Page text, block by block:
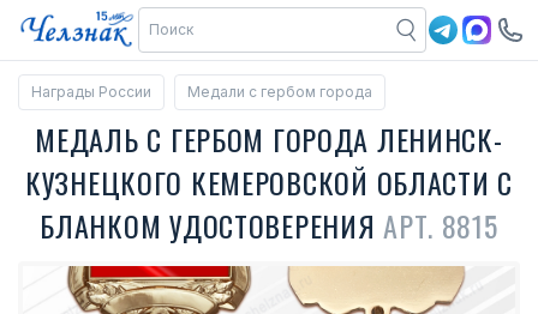
Награды России Медали с гербом города
МЕДАЛЬ С ГЕРБОМ ГОРОДА ЛЕНИНСК-
КУЗНЕЦКОГО КЕМЕРОВСКОЙ ОБЛАСТИ С
БЛАНКОМ УДОСТОВЕРЕНИЯАРТ. 8815